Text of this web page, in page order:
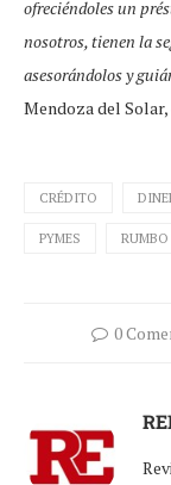
ofreciéndoles un
nosotros, tienen la
asesorándolos y
Mendoza del
CRÉDITO
PYMES
0